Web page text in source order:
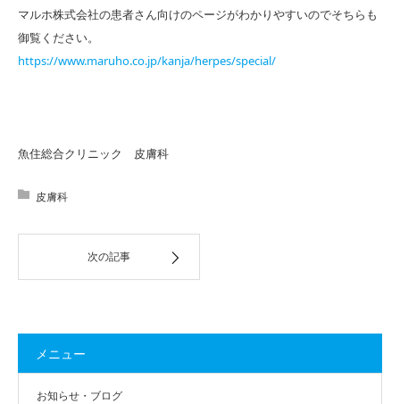
マルホ株式会社の患者さん向けのページがわかりやすいのでそちらも
御覧ください。
https://www.maruho.co.jp/kanja/herpes/special/
魚住総合クリニック 皮膚科
皮膚科
次の記事
メニュー
お知らせ・ブログ